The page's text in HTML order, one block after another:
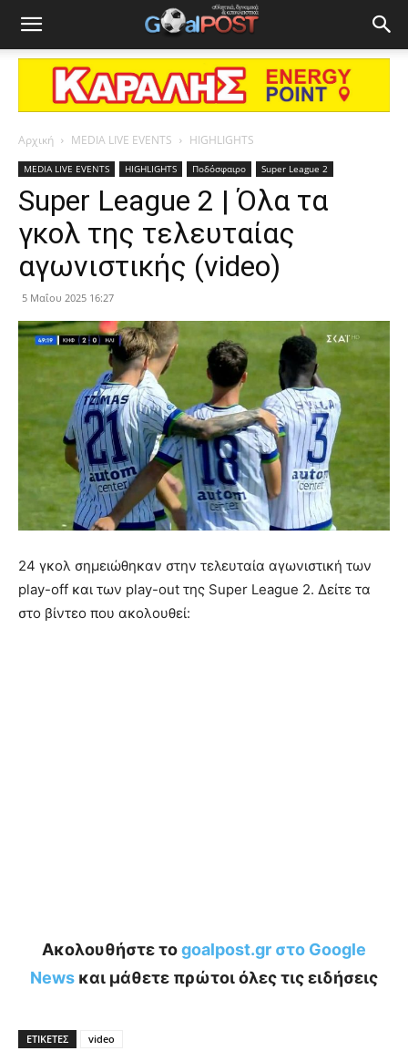
Αρχική MEDIA LIVE EVENTS HIGHLIGHTS
MEDIA LIVE EVENTS HIGHLIGHTS Ποδόσφαιρο Super League 2
Super League 2 | Όλα τα
γκολ της τελευταίας
αγωνιστικής (video)
5 Μαΐου 2025 16:27
24 γκολ σημειώθηκαν στην τελευταία αγωνιστική των
play-off και των play-out της Super League 2. Δείτε τα
στο βίντεο που ακολουθεί:
Ακολουθήστε τοgoalpost.gr στο Google
News και μάθετε πρώτοι όλες τις ειδήσεις
ΕΤΙΚΕΤΕΣ video